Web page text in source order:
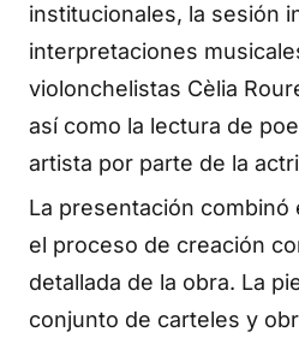
institucionales, la sesión
interpretaciones
violonchelistas Cèlia
así como la lectura de
artista por parte de la
La presentación
el proceso de creación
detallada de la obra. La
conjunto de carteles y